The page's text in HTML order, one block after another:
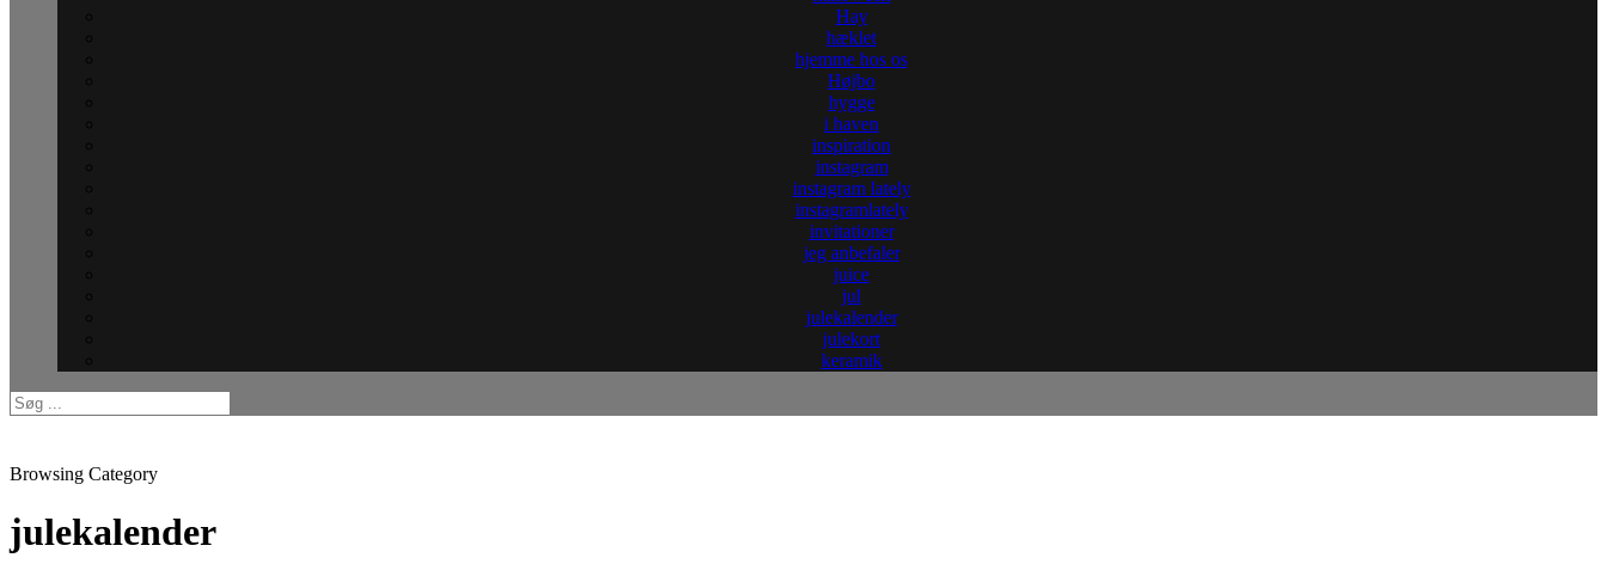
Hay
hæklet
hjemme hos os
Højbo
hygge
i haven
inspiration
instagram
instagram lately
instagramlately
invitationer
jeg anbefaler
juice
jul
julekalender
julekort
keramik
Browsing Category
julekalender